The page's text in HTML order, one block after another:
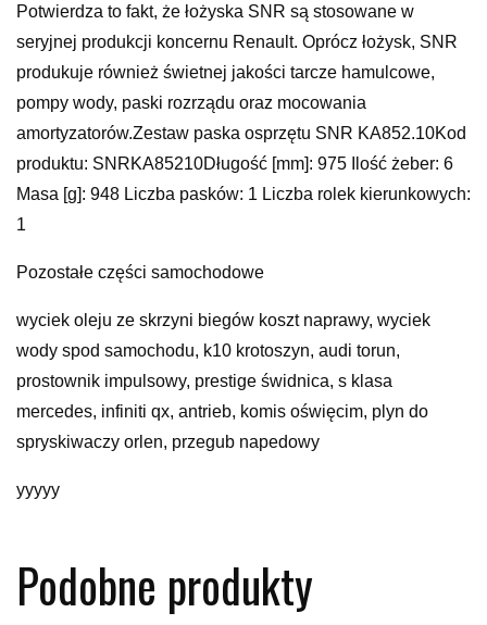
Potwierdza to fakt, że łożyska SNR są stosowane w
seryjnej produkcji koncernu Renault. Oprócz łożysk, SNR
produkuje również świetnej jakości tarcze hamulcowe,
pompy wody, paski rozrządu oraz mocowania
amortyzatorów.Zestaw paska osprzętu SNR KA852.10Kod
produktu: SNRKA85210Długość [mm]: 975 Ilość żeber: 6
Masa [g]: 948 Liczba pasków: 1 Liczba rolek kierunkowych:
1
Pozostałe części samochodowe
wyciek oleju ze skrzyni biegów koszt naprawy, wyciek
wody spod samochodu, k10 krotoszyn, audi torun,
prostownik impulsowy, prestige świdnica, s klasa
mercedes, infiniti qx, antrieb, komis oświęcim, plyn do
spryskiwaczy orlen, przegub napedowy
yyyyy
Podobne produkty